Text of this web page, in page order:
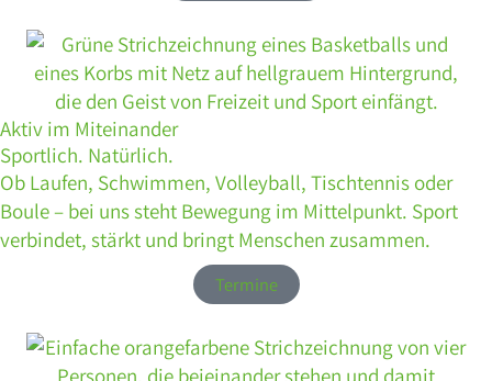
Aktiv im Miteinander
Sportlich. Natürlich.
Ob Laufen, Schwimmen, Volleyball, Tischtennis oder
Boule – bei uns steht Bewegung im Mittelpunkt. Sport
verbindet, stärkt und bringt Menschen zusammen.
Termine